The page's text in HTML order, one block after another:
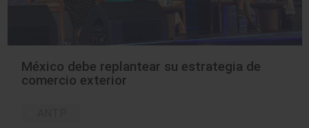
México debe replantear su estrategia de
comercio exterior